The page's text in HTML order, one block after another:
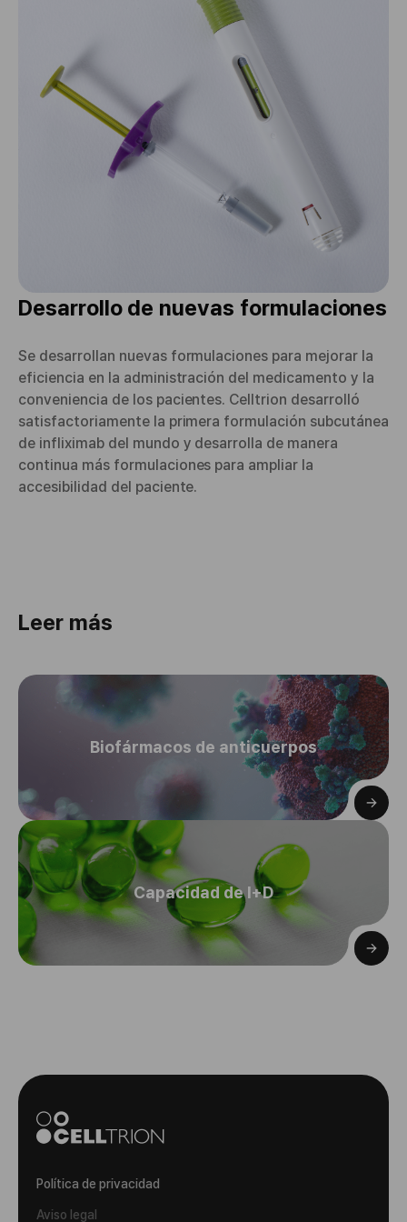
Desarrollo de nuevas formulaciones
Se desarrollan nuevas formulaciones para mejorar la
eficiencia en la administración del medicamento y la
conveniencia de los pacientes. Celltrion desarrolló
satisfactoriamente la primera formulación subcutánea
de infliximab del mundo y desarrolla de manera
continua más formulaciones para ampliar la
accesibilidad del paciente.
Leer más
Biofármacos de anticuerpos
Capacidad de I+D
Política de privacidad
Aviso legal